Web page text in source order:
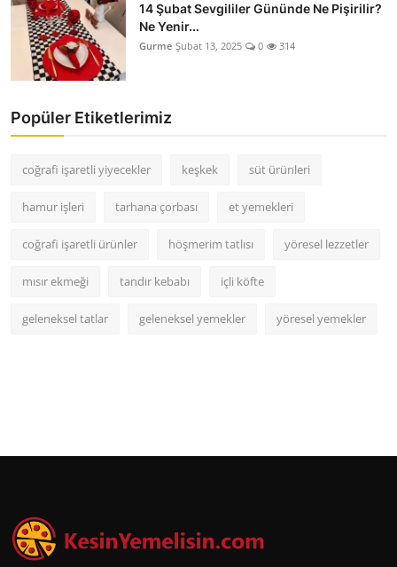
14 Şubat Sevgililer Gününde Ne Pişirilir?
Ne Yenir...
Gurme Şubat 13, 2025 0 314
Popüler Etiketlerimiz
coğrafi işaretli yiyecekler keşkek süt ürünleri
hamur işleri tarhana çorbası et yemekleri
coğrafi işaretli ürünler höşmerim tatlısı yöresel lezzetler
mısır ekmeği tandır kebabı içli köfte
geleneksel tatlar geleneksel yemekler yöresel yemekler